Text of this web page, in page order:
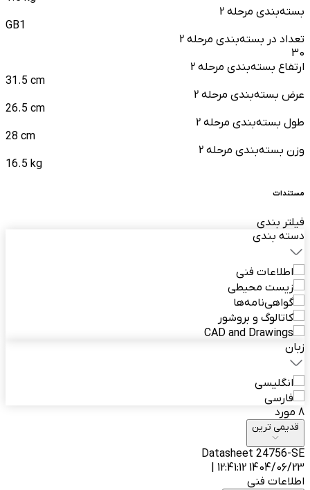
بسته‌بندی مرحله 2
GB1
تعداد در بسته‌بندی مرحله 2
30
ارتفاع بسته‌بندی مرحله 2
31.5 cm
عرض بسته‌بندی مرحله 2
26.5 cm
طول بسته‌بندی مرحله 2
28 cm
وزن بسته‌بندی مرحله 2
16.5 kg
مستندات
فیلتر بندی
دسته بندی
اطلاعات فنی
زیست محیطی
گواهی‌نامه‌ها
کاتالوگ و بروشور
CAD and Drawings
زبان
انگلیسی
فارسی
8 مورد
قدیمی ترین
Datasheet 24756-SE
1404/06/23 12:41:12 |
اطلاعات فنی